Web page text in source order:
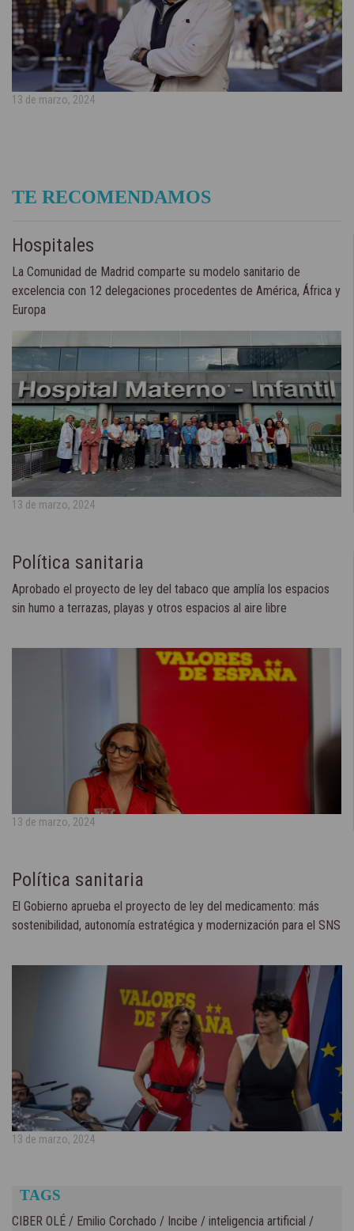
13 de marzo, 2024
TE RECOMENDAMOS
Hospitales
La Comunidad de Madrid comparte su modelo sanitario de
excelencia con 12 delegaciones procedentes de América, África y
Europa
13 de marzo, 2024
Política sanitaria
Aprobado el proyecto de ley del tabaco que amplía los espacios
sin humo a terrazas, playas y otros espacios al aire libre
13 de marzo, 2024
Política sanitaria
El Gobierno aprueba el proyecto de ley del medicamento: más
sostenibilidad, autonomía estratégica y modernización para el SNS
13 de marzo, 2024
TAGS
CIBER OLÉ / Emilio Corchado / Incibe / inteligencia artificial /